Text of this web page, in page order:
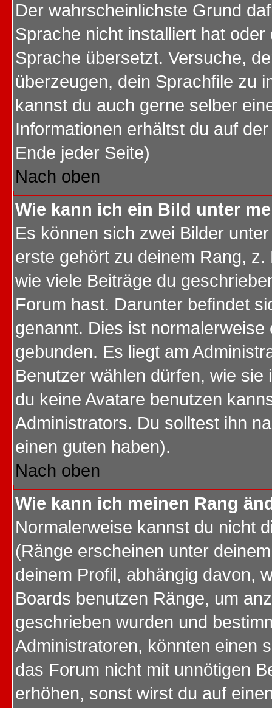
Der wahrscheinlichste Grund
Sprache nicht installiert hat
Sprache übersetzt. Versuche,
überzeugen, dein Sprachfile zu
kannst du auch gerne selber
Informationen erhältst du auf
Ende jeder Seite)
Nach oben
Wie kann ich ein Bild unter
Es können sich zwei Bilder
erste gehört zu deinem Rang,
wie viele Beiträge du
Forum hast. Darunter befindet
genannt. Dies ist
gebunden. Es liegt am
Benutzer wählen dürfen, wie
du keine Avatare benutzen
Administrators. Du solltest ihn
einen guten haben).
Nach oben
Wie kann ich meinen Rang
Normalerweise kannst du nicht
(Ränge erscheinen unter
deinem Profil, abhängig davon,
Boards benutzen Ränge, um
geschrieben wurden und
Administratoren, könnten einen
das Forum nicht mit unnötigen
erhöhen, sonst wirst du auf